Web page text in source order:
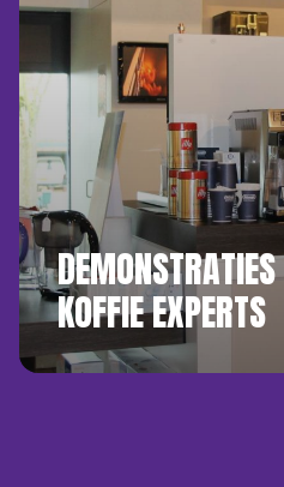
DEMONSTRATIES
KOFFIE EXPERTS